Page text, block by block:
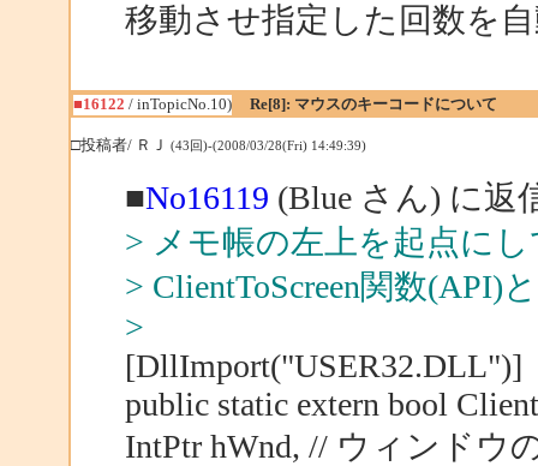
移動させ指定した回数を
■16122 / inTopicNo.10) Re[8]: マウスのキーコードについて
□投稿者/ ＲＪ (43回)-(2008/03/28(Fri) 14:49:39)
■No16119 (Blue さん) に返
> メモ帳の左上を起点に
> ClientToScreen関数(API)
>
[DllImport("USER32.DLL")]
public static extern bool
IntPtr hWnd, // ウィンドウ